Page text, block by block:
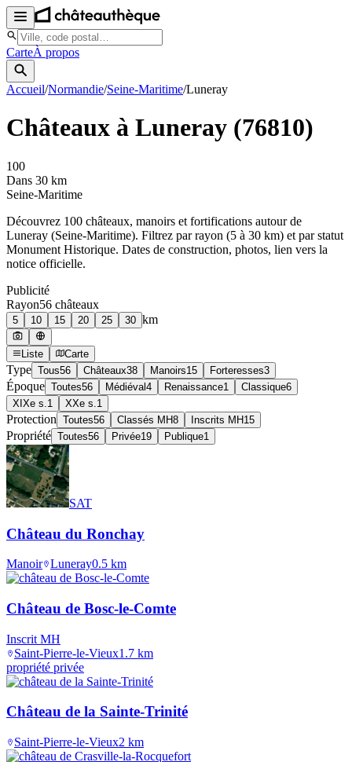
CarteÀ propos
Accueil/Normandie/Seine-Maritime/Luneray
Châteaux à Luneray (76810)
100
Dans 30 km
Seine-Maritime
Découvrez 100 châteaux, manoirs et fortifications autour de
Luneray (Seine-Maritime). Filtrez par rayon (5 à 30 km) et par statut
Monument Historique. Dates de construction, photos, lien vers la
notice officielle.
Publicité
Rayon56 châteaux
5 10 15 20 25 30 km
Liste Carte
Type Tous56 Châteaux38 Manoirs15 Forteresses3
Époque Toutes56 Médiéval 4 Renaissance1 Classique6
XIXe s. 1 XXe s. 1
Protection Toutes56 Classés MH8 Inscrits MH15
Propriété Toutes56 Privée19 Publique1
SAT
Château du Ronchay
Manoir Luneray0.5 km
Château de Bosc-le-Comte
Inscrit MH
Saint-Pierre-le-Vieux1.7 km
propriété privée
Château de la Sainte-Trinité
Saint-Pierre-le-Vieux2 km